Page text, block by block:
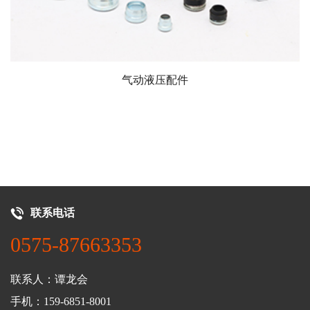
气动液压配件
联系电话
0575-87663353
联系人：谭龙会
手机：159-6851-8001